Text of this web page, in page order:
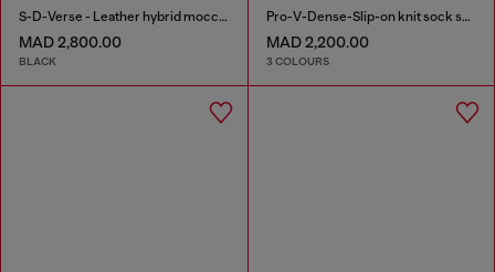
S-D-Verse - Leather hybrid moccasin
MAD 2,800.00
BLACK
Pro-V-Dense-Slip-on knit sock sneakers
MAD 2,200.00
3 COLOURS